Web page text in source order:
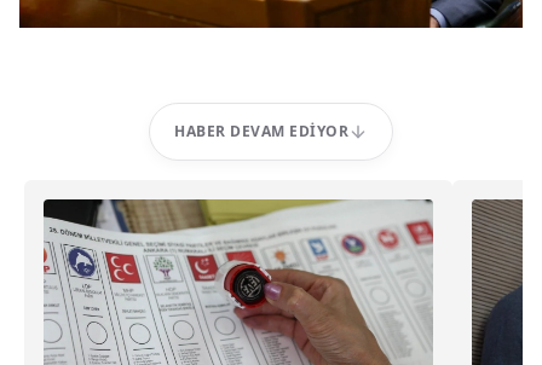
HABER DEVAM EDIYOR